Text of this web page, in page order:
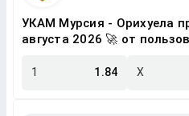
УКАМ Мурсия - Орихуела
августа 2026 🚀 от
1 1.84 X